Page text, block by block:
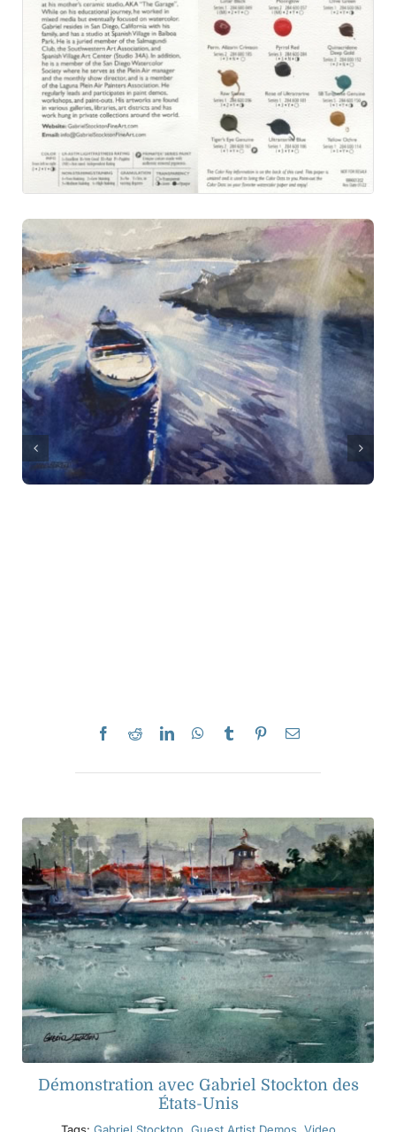
Démonstration avec Gabriel Stockton des
États-Unis
Tags: Gabriel Stockton, Guest Artist Demos, Video